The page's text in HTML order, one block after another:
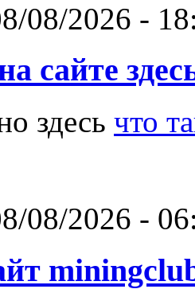
08/2026 -
сайте
здесь что
08/2026 -